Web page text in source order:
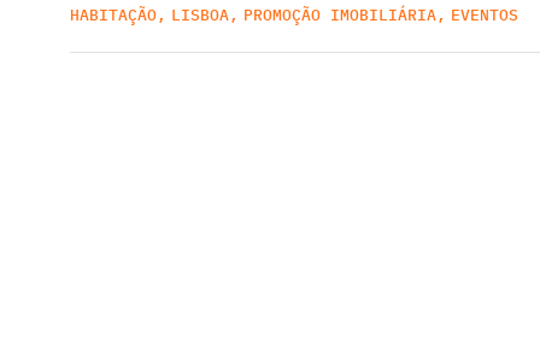
HABITAÇÃO, LISBOA, PROMOÇÃO IMOBILIÁRIA, EVENTOS